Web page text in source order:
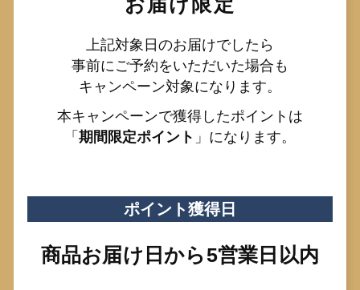
上記対象日のお届けでしたら
事前にご予約をいただいた場合も
キャンペーン対象になります。
本キャンペーンで獲得したポイントは
「 期間限定ポイント 」になります。
ポイント獲得日
商品お届け日から5営業日以内